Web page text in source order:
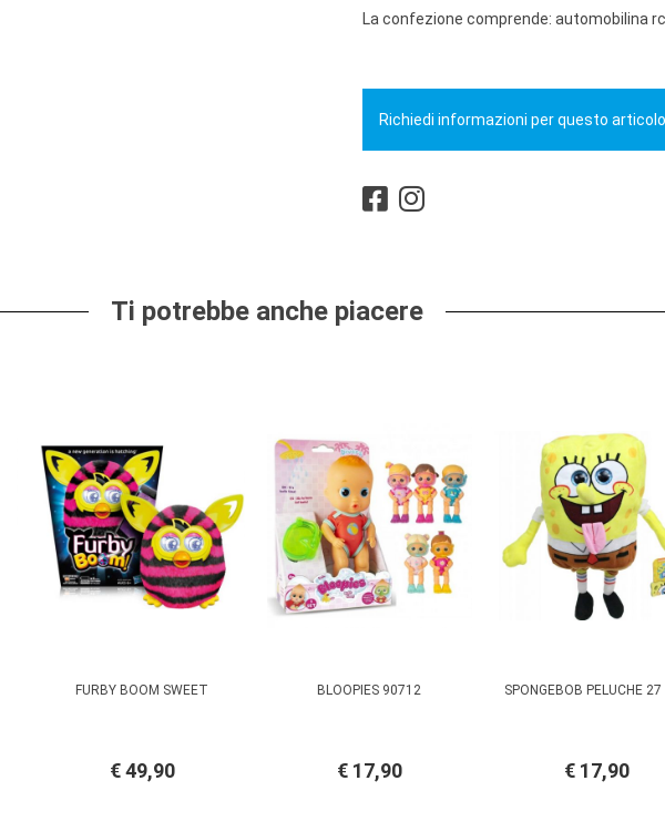
La confezione comprende: automobilina
Richiedi informazioni per questo articolo
Ti potrebbe anche piacere
FURBY BOOM SWEET
€ 49,90
BLOOPIES 90712
€ 17,90
SPONGEBOB PELUCHE 27
€ 17,90